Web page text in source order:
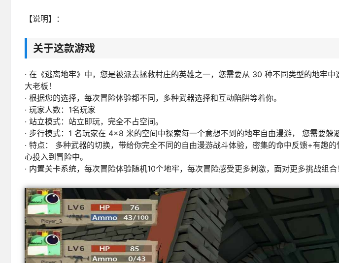
【说明】：
关于这款游戏
· 在《逃离地牢》中，您是被派去拯救村庄的英雄之一，您需要从 30 种不同类型的地牢
大老板！
· 根据您的选择，每次冒险体验都不同，多种武器选择和互动陷阱等着你。
· 玩家人数：1名玩家
· 站立模式：站立即玩，完全不占空间。
· 步行模式：1 名玩家在 4×8 米的空间中探索每一个意想不到的地牢自由漫游， 您需要躲
· 特点： 多种武器的切换，带给你完全不同的自由漫游战斗体验，密集的命中反馈+有趣
心投入到冒险中。
· 内置关卡系统，每次冒险体验随机10个地牢，每次冒险感受更多刺激，面对更多挑战组合